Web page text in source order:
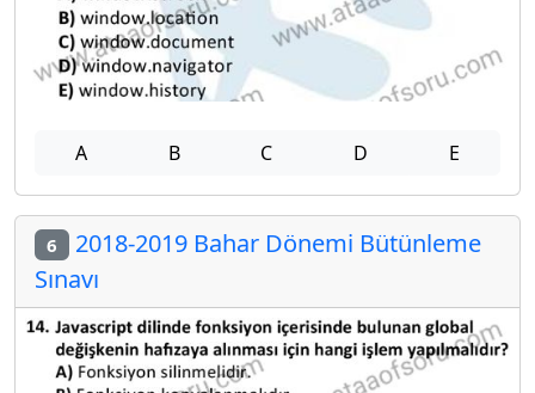
A B C D E
6 2018-2019 Bahar Dönemi Bütünleme
Sınavı